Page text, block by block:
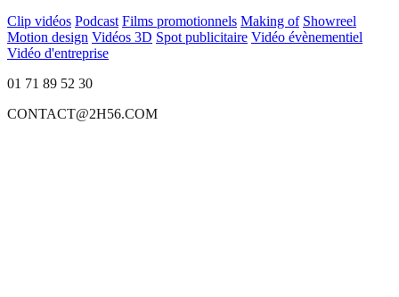
Clip vidéos Podcast Films promotionnels Making of Showreel
Motion design Vidéos 3D Spot publicitaire Vidéo évènementiel
Vidéo d'entreprise
01 71 89 52 30
CONTACT@2H56.COM